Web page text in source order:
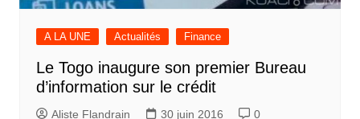
A LA UNE Actualités Finance
Le Togo inaugure son premier Bureau
d’information sur le crédit
Aliste Flandrain 30 juin 2016 0